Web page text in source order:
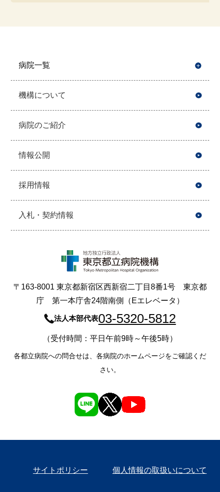
病院一覧
機構について
病院のご紹介
情報公開
採用情報
入札・契約情報
〒163-8001 東京都新宿区西新宿二丁目8番1号 東京都
庁 第一本庁舎24階南側（Eエレベータ）
法人本部代表03-5320-5812
（受付時間：平日午前9時～午後5時）
各都立病院への問合せは、各病院のホームページをご確認くだ
さい。
サイトポリシー 個人情報の取扱いについて